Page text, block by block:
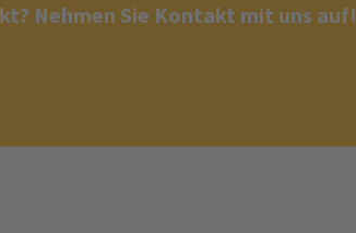
Nehmen Sie Kontakt mit uns auf!